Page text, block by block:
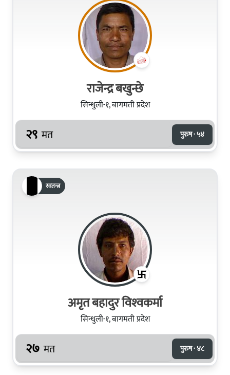
राजेन्द्र बखुन्छे
सिन्धुली-१, बागमती प्रदेश
२९ मत पुरुष · ५४
स्वतन्त्र
अमृत बहादुर विश्‍वकर्मा
सिन्धुली-१, बागमती प्रदेश
२७ मत पुरुष · ४८